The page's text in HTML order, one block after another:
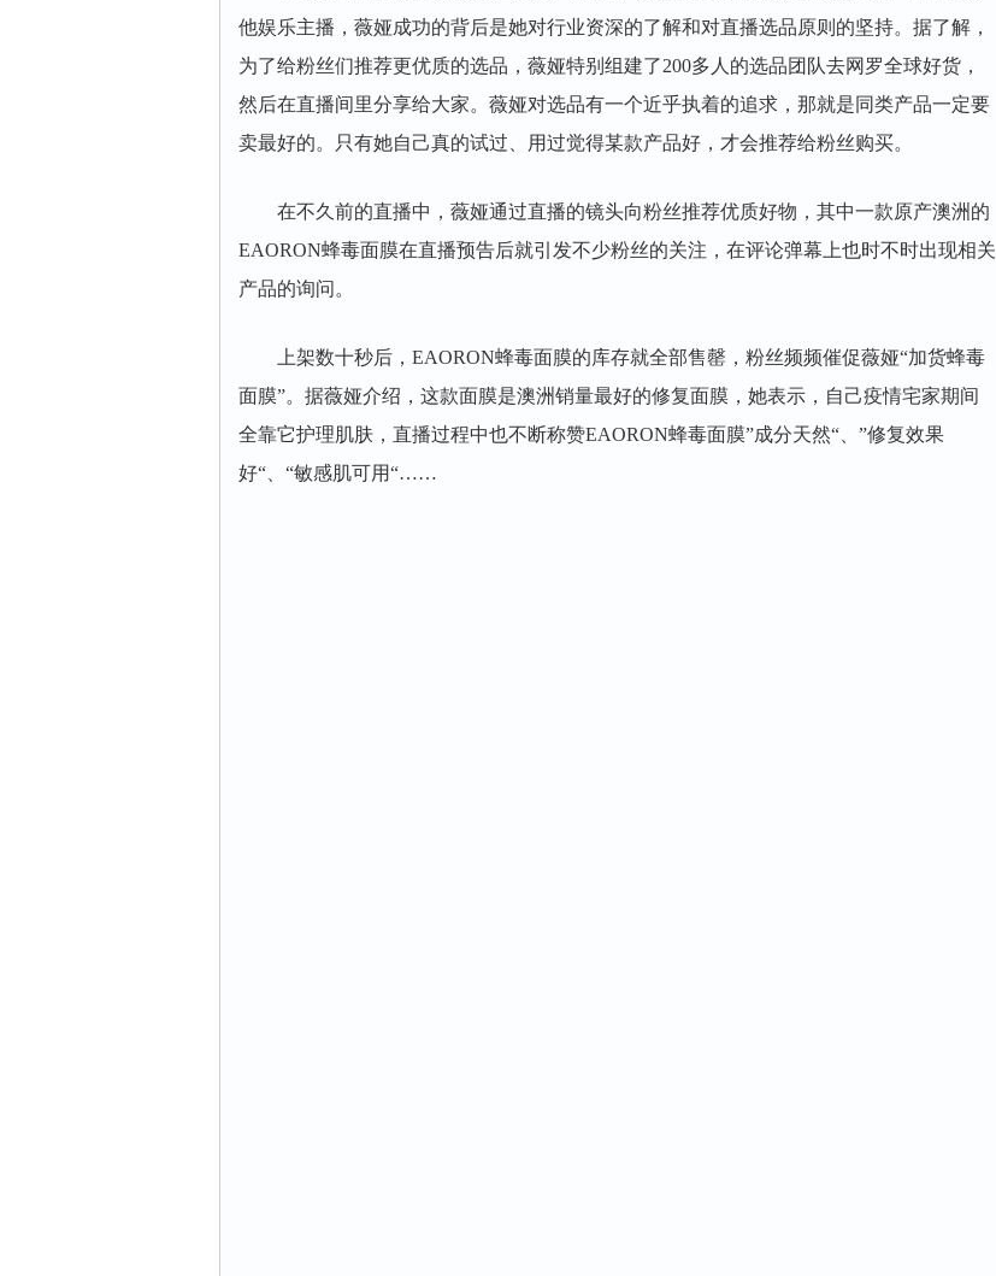
他娱乐主播，薇娅成功的背后是她对行业资深的了解和对直播选品原则的坚持。据了解，
为了给粉丝们推荐更优质的选品，薇娅特别组建了200多人的选品团队去网罗全球好货，
然后在直播间里分享给大家。薇娅对选品有一个近乎执着的追求，那就是同类产品一定要
卖最好的。只有她自己真的试过、用过觉得某款产品好，才会推荐给粉丝购买。
在不久前的直播中，薇娅通过直播的镜头向粉丝推荐优质好物，其中一款原产澳洲的
EAORON蜂毒面膜在直播预告后就引发不少粉丝的关注，在评论弹幕上也时不时出现相关
产品的询问。
上架数十秒后，EAORON蜂毒面膜的库存就全部售罄，粉丝频频催促薇娅“加货蜂毒
面膜”。据薇娅介绍，这款面膜是澳洲销量最好的修复面膜，她表示，自己疫情宅家期间
全靠它护理肌肤，直播过程中也不断称赞EAORON蜂毒面膜”成分天然“、”修复效果
好“、“敏感肌可用“……